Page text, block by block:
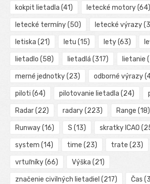
kokpit lietadla (41) letecké motory(64)
letecké termíny(50) letecké výrazy
letiska (21) letu (15) lety(63)
lietadlo (58) lietadlá (317) lietanie
merné jednotky(23) odborné výrazy
piloti (64) pilotovanie lietadla (24)
Radar(22) radary(223) Range (18)
Runway(16) S (13) skratky ICAO
system (14) time (23) trate (23)
vrtuľníky(66) Výška (21)
značenie civilných lietadiel (217) Čas